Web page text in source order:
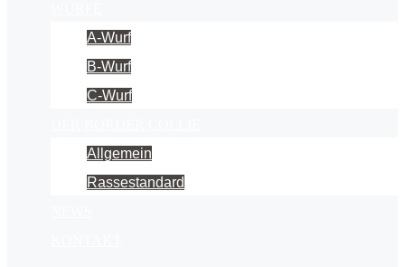
A-Wurf
B-Wurf
C-Wurf
Allgemein
Rassestandard